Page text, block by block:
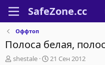
Оффтоп
Полоса белая,
А
shestale
Д
21 Сен 2012